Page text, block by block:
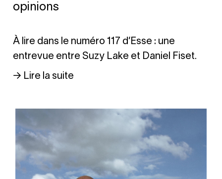
opinions
À lire dans le numéro 117 d’Esse : une
entrevue entre Suzy Lake et Daniel Fiset.
→ Lire la suite